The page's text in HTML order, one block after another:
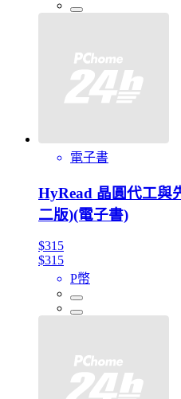
電子書
HyRead 晶圓代工與
二版)(電子書)
$315
$315
P幣